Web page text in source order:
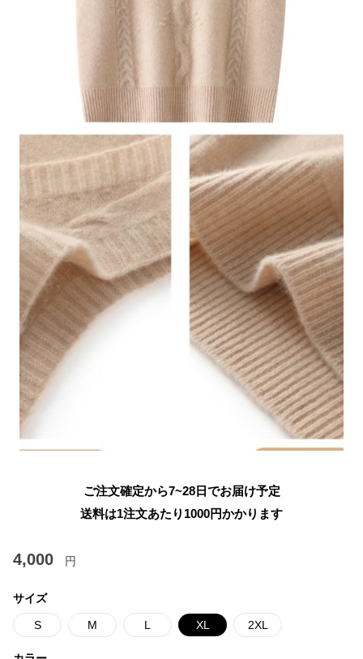
ご注文確定から7~28日でお届け予定
送料は1注文あたり 1000円かかります
4,000 円
サイズ
S M L XL 2XL